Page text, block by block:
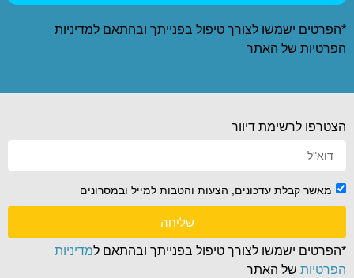
*הפרטים ישמשו לצורך טיפול בפנייתך ובהתאם למדיניות
הפרטיות של האתר
הצטרפו לרשימת דיוור
מאשר קבלת עדכונים, הצעות והטבות למייל ובמסרונים
שליחה
*הפרטים ישמשו לצורך טיפול בפנייתך ובהתאם למדיניות
הפרטיות של האתר